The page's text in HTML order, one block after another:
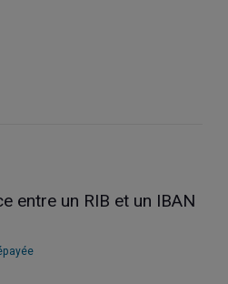
entre un RIB et un IBAN